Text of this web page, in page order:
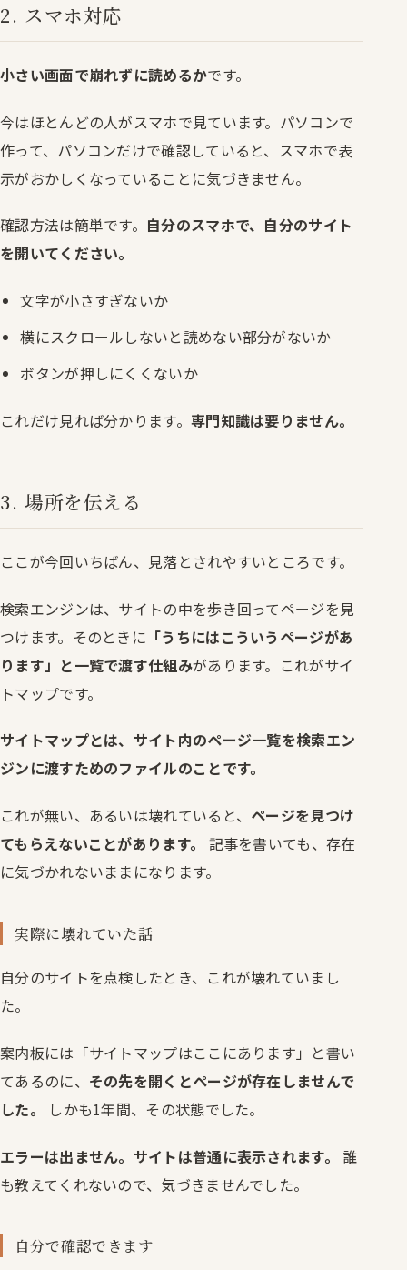
2. スマホ対応
小さい画面で崩れずに読めるかです。
今はほとんどの人がスマホで見ています。パソコンで
作って、パソコンだけで確認していると、スマホで表
示がおかしくなっていることに気づきません。
確認方法は簡単です。 自分のスマホで、自分のサイト
を開いてください。
文字が小さすぎないか
横にスクロールしないと読めない部分がないか
ボタンが押しにくくないか
これだけ見れば分かります。 専門知識は要りません。
3. 場所を伝える
ここが今回いちばん、見落とされやすいところです。
検索エンジンは、サイトの中を歩き回ってページを見
つけます。そのときに 「うちにはこういうページがあ
ります」と一覧で渡す仕組みがあります。これがサイ
トマップです。
サイトマップとは、サイト内のページ一覧を検索エン
ジンに渡すためのファイルのことです。
これが無い、あるいは壊れていると、 ページを見つけ
てもらえないことがあります。
記事を書いても、存在
に気づかれないままになります。
実際に壊れていた話
自分のサイトを点検したとき、これが壊れていまし
た。
案内板には「サイトマップはここにあります」と書い
てあるのに、 その先を開くとページが存在しませんで
した。
しかも1年間、その状態でした。
エラーは出ません。サイトは普通に表示されます。
誰
も教えてくれないので、気づきませんでした。
自分で確認できます